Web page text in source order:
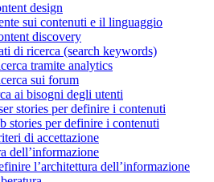
design
sui contenuti e il linguaggio
discovery
di ricerca (search keywords)
tramite analytics
sui forum
ai bisogni degli utenti
stories per definire i contenuti
stories per definire i contenuti
di accettazione
dell’informazione
l’architettura dell’informazione